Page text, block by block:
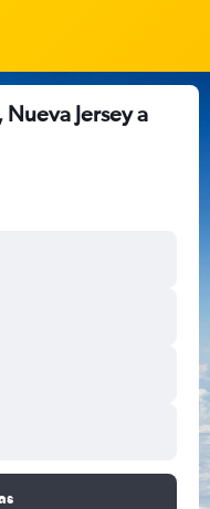
Jersey a